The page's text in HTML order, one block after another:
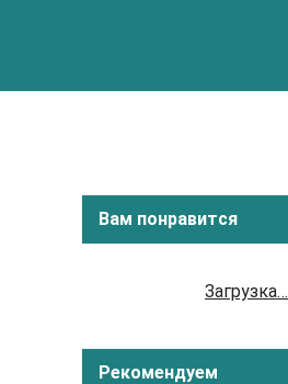
Вам понравится
Загрузка…
Рекомендуем